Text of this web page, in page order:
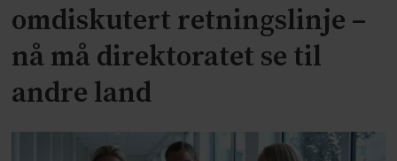
omdiskutert retningslinje –
nå må direktoratet se til
andre land